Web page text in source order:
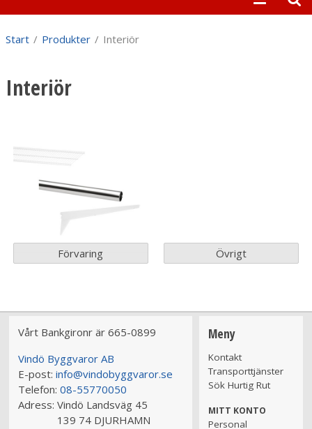
Start / Produkter / Interiör
Interiör
Förvaring Övrigt
Vårt Bankgironr är 665-0899
Vindö Byggvaror AB
E-post: info@vindobyggvaror.se
Telefon: 08-55770050
Adress: Vindö Landsväg 45
139 74 DJURHAMN
Meny
Kontakt
Transporttjänster
Sök Hurtig Rut
MITT KONTO
Personal